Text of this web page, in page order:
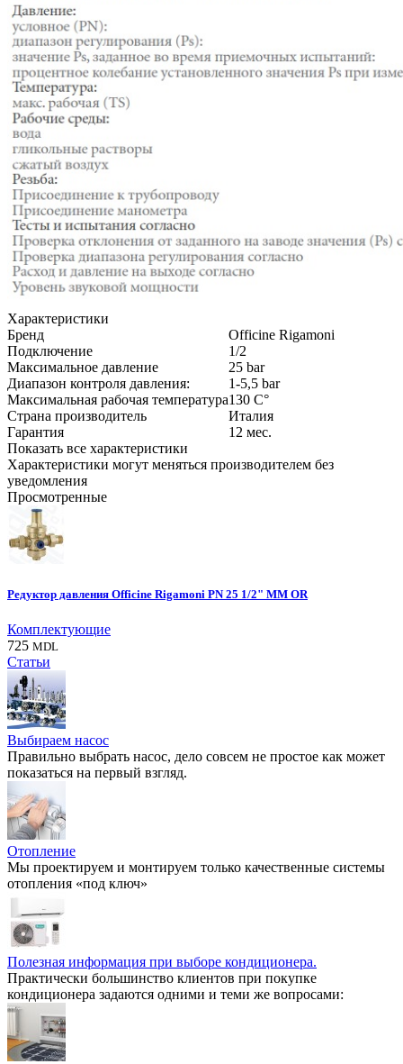
Характеристики
Бренд
Officine Rigamoni
Подключение
1/2
Максимальное давление
25 bar
Диапазон контроля давления:
1-5,5 bar
Максимальная рабочая температура130 С°
Страна производитель
Италия
Гарантия
12 мес.
Показать все характеристики
Характеристики могут меняться производителем без
уведомления
Просмотренные
Редуктор давления Officine Rigamoni PN 25 1/2" MM OR
Комплектующие
725 MDL
Статьи
Выбираем насос
Правильно выбрать насос, дело совсем не простое как может
показаться на первый взгляд.
Отопление
Мы проектируем и монтируем только качественные системы
отопления «под ключ»
Полезная информация при выборе кондиционера.
Практически большинство клиентов при покупке
кондиционера задаются одними и теми же вопросами: